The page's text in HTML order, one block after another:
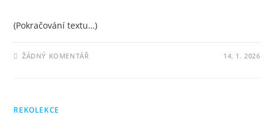
(Pokračování textu…)
ŽÁDNÝ KOMENTÁŘ 14. 1. 2026
REKOLEKCE